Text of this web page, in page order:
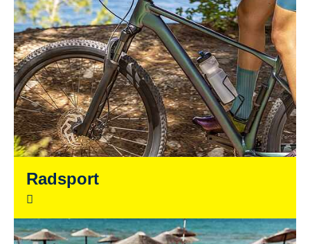
Radsport